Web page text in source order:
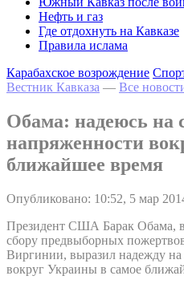
Нефть и газ
Где отдохнуть на Кавказе
Правила ислама
Карабахское возрождение
Вестник Кавказа — Все
Обама: надеюсь на
напряженности
ближайшее время
Опубликовано: 10:52, 5 мар
Президент США Барак Обама,
сбору предвыборных
Виргинии, выразил надежду
вокруг Украины в самое